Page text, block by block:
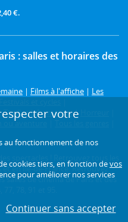
€.
: salles et horaires des
| Films à l'affiche | Les
Thriller|Animation|
ou aventure
spectacles ! Retrouvez tous les
en Île-de-France. Retrouvez
de cinéma de Paris et des
78, 91 et 95.
votre
au fonctionnement de nos
cookies tiers, en fonction devos
pour améliorer nos services
Continuer sans accepter